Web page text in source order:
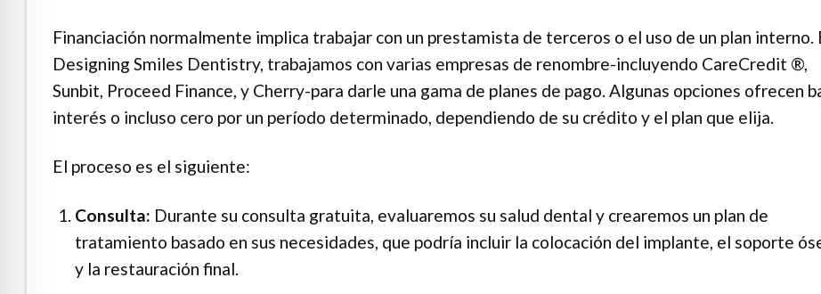
Financiación normalmente implica trabajar con un prestamista de terceros o el uso de un plan interno.
Designing Smiles Dentistry, trabajamos con varias empresas de renombre-incluyendo CareCredit ®,
Sunbit, Proceed Finance, y Cherry-para darle una gama de planes de pago. Algunas opciones ofrecen
interés o incluso cero por un período determinado, dependiendo de su crédito y el plan que elija.
El proceso es el siguiente:
Consulta: Durante su consulta gratuita, evaluaremos su salud dental y crearemos un plan de
tratamiento basado en sus necesidades, que podría incluir la colocación del implante, el soporte
y la restauración final.